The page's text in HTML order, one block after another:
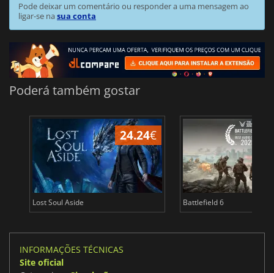
Pode deixar um comentário ou responder a uma mensagem ao
ligar-se nasua conta
Poderá também gostar
24.24€
Lost Soul Aside Battlefield 6
INFORMAÇÕES TÉCNICAS
Site oficial